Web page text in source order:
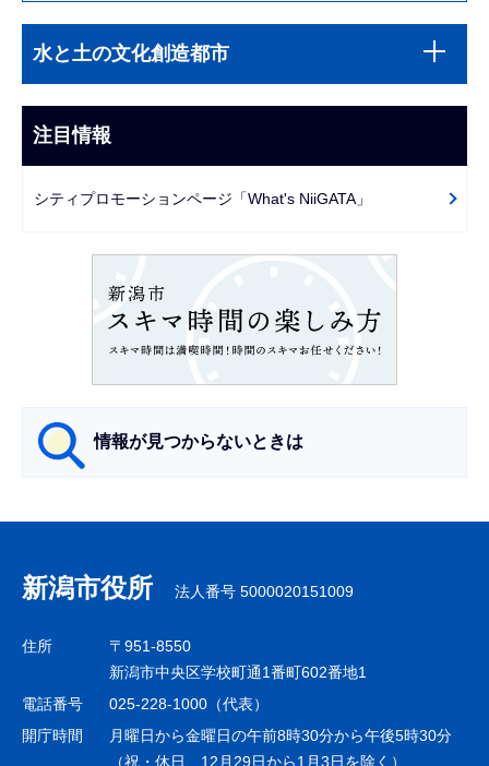
文
こ
ま
で
ビ
ー
水と土の文化創造都市
注目情報
シティプロモーションページ「What's NiiGATA」
情報が見つからないときは
ナ
ビ
ゲ
シ
ョ
新潟市役所 法人番号 5000020151009
住所
〒951-8550
新潟市中央区学校町通1番町602番地1
電話番号
025-228-1000（代表）
開庁時間
月曜日から金曜日の午前8時30分から午後5時30分
（祝・休日、12月29日から1月3日を除く）